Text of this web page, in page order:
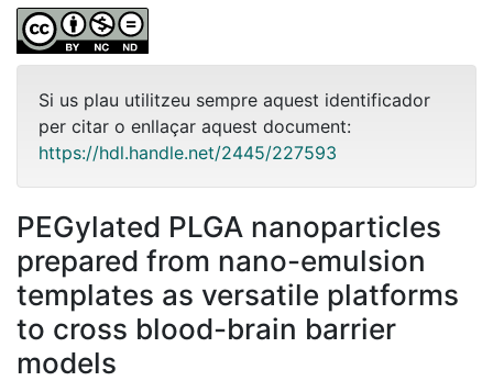
Si us plau utilitzeu sempre aquest identificador
per citar o enllaçar aquest document:
https://hdl.handle.net/2445/227593
PEGylated PLGA nanoparticles
prepared from nano-emulsion
templates as versatile platforms
to cross blood-brain barrier
models